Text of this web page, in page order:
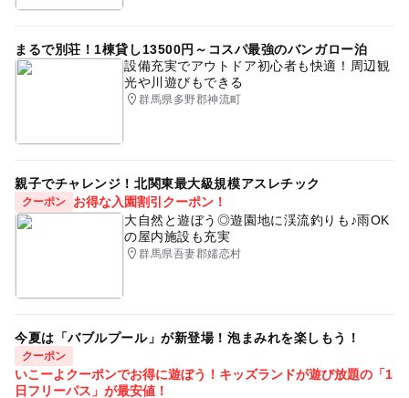
まるで別荘！1棟貸し13500円～コスパ最強のバンガロー泊
設備充実でアウトドア初心者も快適！周辺観
光や川遊びもできる
群馬県多野郡神流町
親子でチャレンジ！北関東最大級規模アスレチック
クーポン
お得な入園割引クーポン！
大自然と遊ぼう◎遊園地に渓流釣りも♪雨OK
の屋内施設も充実
群馬県吾妻郡嬬恋村
今夏は「バブルプール」が新登場！泡まみれを楽しもう！
クーポン
いこーよクーポンでお得に遊ぼう！キッズランドが遊び放題の「1
日フリーパス」が最安値！